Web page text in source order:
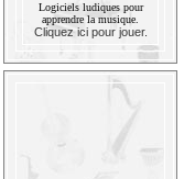
Logiciels ludiques pour
apprendre la musique.
Cliquez ici pour jouer.